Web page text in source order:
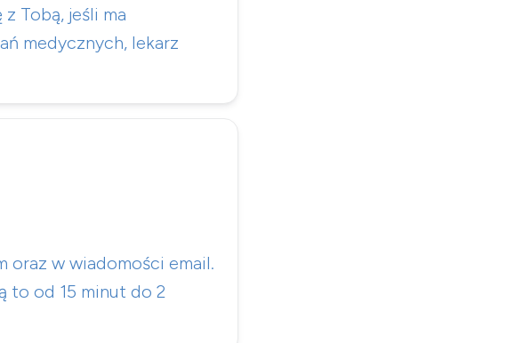
Tobą, jeśli ma
medycznych, lekarz
w wiadomości email.
to od 15 minut do 2